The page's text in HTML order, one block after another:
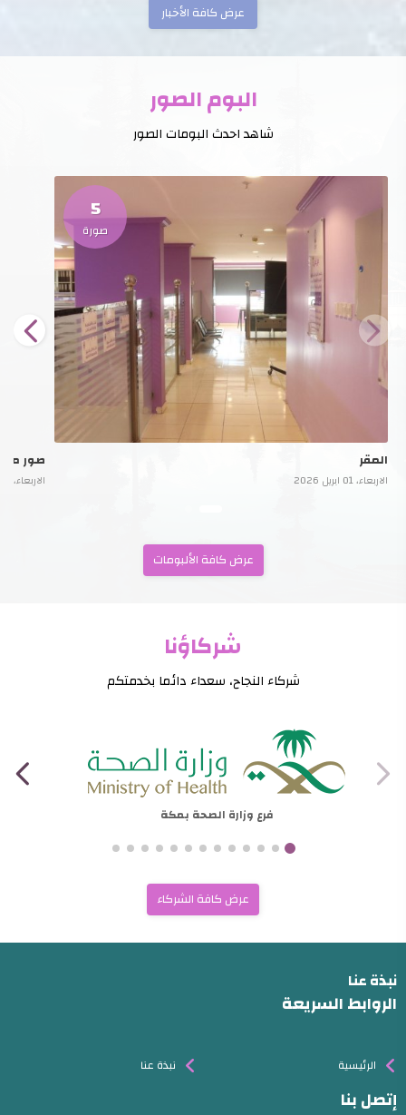
عرض كافة الأخبار
البوم الصور
شاهد احدث البومات الصور
5
صورة
المقر
الاربعاء، 01 ابريل 2026
صور من
الاربعاء، 01 ابريل 2026
عرض كافة الألبومات
شركاؤنا
شركاء النجاح، سعداء دائما بخدمتكم
فرع وزارة الصحة بمكة
عرض كافة الشركاء
نبذة عنا
الروابط السريعة
الرئيسية نبذة عنا
إتصل بنا